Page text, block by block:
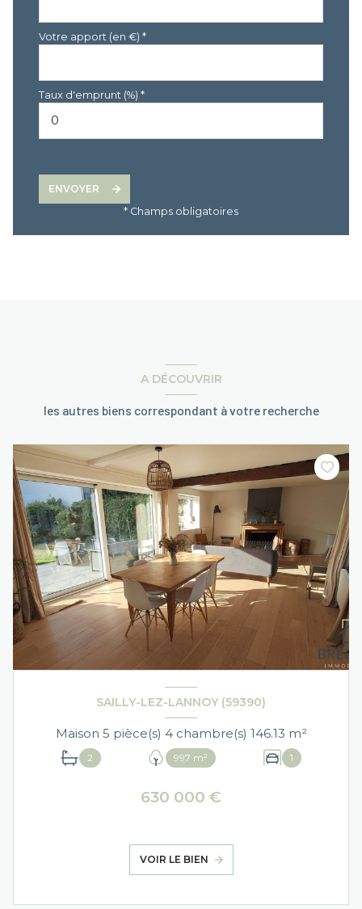
Votre apport (en €) *
Taux d'emprunt (%) *
ENVOYER
* Champs obligatoires
A DÉCOUVRIR
les autres biens correspondant à votre recherche
SAILLY-LEZ-LANNOY (59390)
Maison 5 pièce(s) 4 chambre(s) 146.13 m²
2 997 m² 1
630 000 €
VOIR LE BIEN